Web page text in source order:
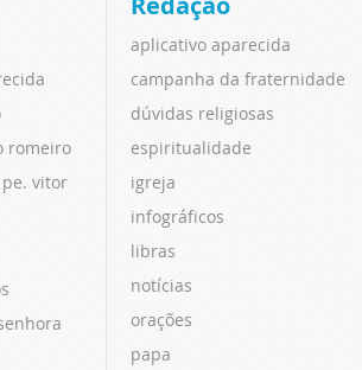
romeiro
vitor
aplicativo aparecida
campanha da fraternidade
dúvidas religiosas
espiritualidade
igreja
infográficos
libras
notícias
orações
papa